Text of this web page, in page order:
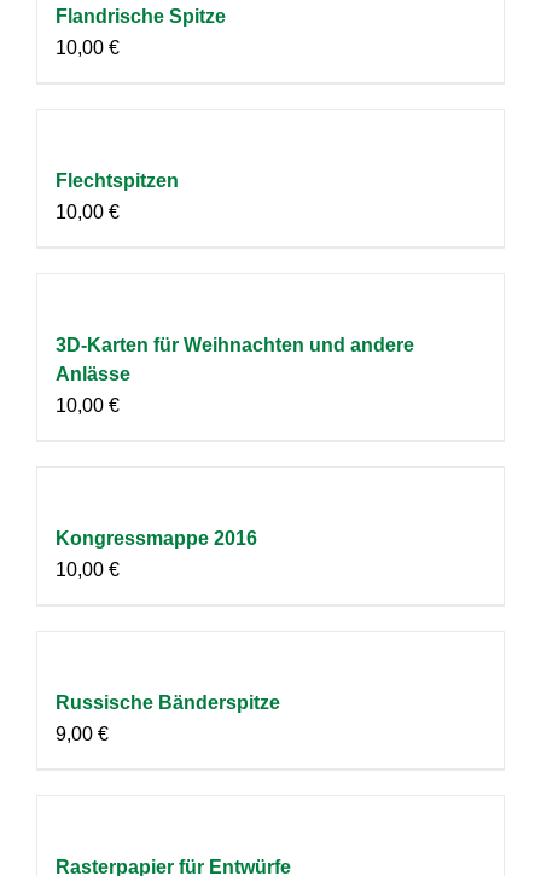
Flandrische Spitze
10,00 €
Flechtspitzen
10,00 €
3D-Karten für Weihnachten und andere
Anlässe
10,00 €
Kongressmappe 2016
10,00 €
Russische Bänderspitze
9,00 €
Rasterpapier für Entwürfe